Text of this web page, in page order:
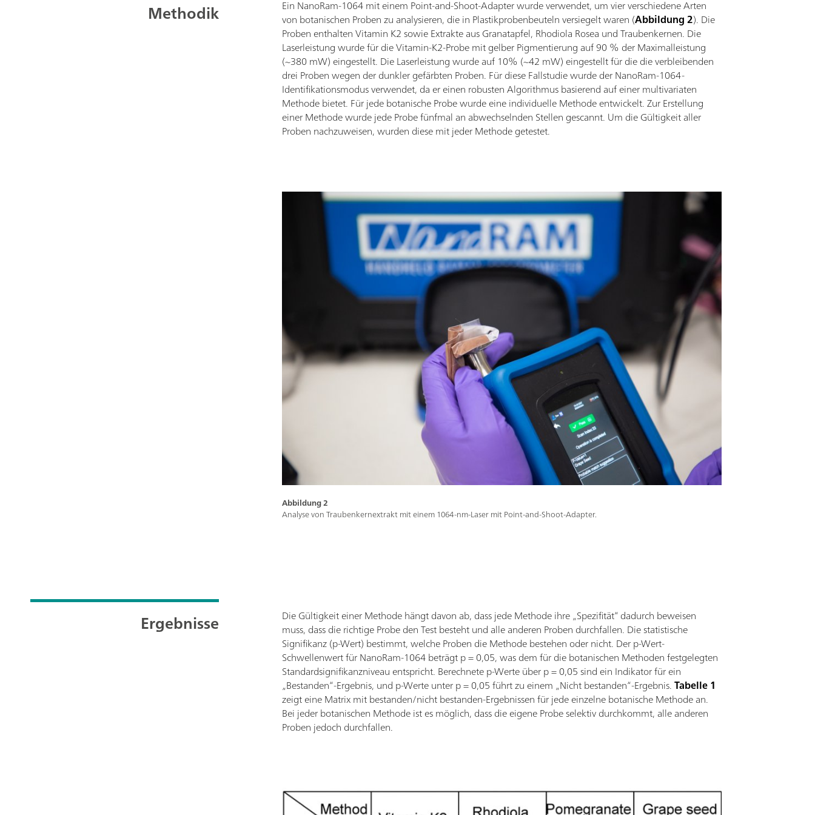
werden können. Mithilfe der Raman-Technologie
reduziert das NanoRam-1064 Fluoreszenz auf ein
Minimum und kann eine grosse Auswahl an Proben
identifizieren, wobei zwischen verschiedenen
Qualitätsstufen von Cellulose, Polysorbat und
Opadry® unterschieden werden kann. Schnelle Tests
angelieferter Materialien können mit dem NanoRam-
1064 durch transparente Behälter erfolgen, ohne die
Integrität der Probe oder deren Volumen zu
beeinträchtigen. Das Gerät bietet ausserdem eine
ermöglicht.Das NanoRam erfüllt sämtliche
Anforderungen gemäss 21 CFR Part 11 sowie Part
1040.10 der US-amerikanischen Behörde FDA und
kann eine zentrale Rolle in Einrichtungen einnehmen,
die sich nach der cGMP (in den USA aktuell gültige
gute Herstellungspraxis) richten. Das NanoRam-1064
erfüllt die Anforderungen an die Methoden der
Raman-Spektroskopie laut Kapitel 858> des
Amerikanischen Arzneimittelbuchs, Europäischer
Pharmakopöe 2.2.48, Japanischer Pharmakopöe 2.26
sowie den Richtlinien der Pharmakopöe der
Volksrepublik China zur Raman-Spektroskopie.
Raman ist eine anerkannte Methode zur Einhaltung
der Richtlinien gemäss PIC/S und GMP, wenn es um
die 100%ige Identitätssicherung bei Ausgangsstoffen
geht. Schulungen und Supportleistungen sind in
vollem Umfang verfügbar, darunter auch
Implementierungsleistungen zu IQ/OQ/PQ/DQ
sowie Unterstützung bei der Entwicklung von
Methoden und/oder neuen Bibliotheken.
Methodik
Ein NanoRam-1064 mit einem Point-and-Shoot-Adapter wurde verwendet, um vier verschiedene Arten
von botanischen Proben zu analysieren, die in Plastikprobenbeuteln versiegelt waren (Abbildung 2). Die
Proben enthalten Vitamin K2 sowie Extrakte aus Granatapfel, Rhodiola Rosea und Traubenkernen. Die
Laserleistung wurde für die Vitamin-K2-Probe mit gelber Pigmentierung auf 90 % der Maximalleistung
(~380 mW) eingestellt. Die Laserleistung wurde auf 10% (~42 mW) eingestellt für die die verbleibenden
drei Proben wegen der dunkler gefärbten Proben. Für diese Fallstudie wurde der NanoRam-1064-
Identifikationsmodus verwendet, da er einen robusten Algorithmus basierend auf einer multivariaten
Methode bietet. Für jede botanische Probe wurde eine individuelle Methode entwickelt. Zur Erstellung
einer Methode wurde jede Probe fünfmal an abwechselnden Stellen gescannt. Um die Gültigkeit aller
Proben nachzuweisen, wurden diese mit jeder Methode getestet.
Abbildung 2
Analyse von Traubenkernextrakt mit einem 1064-nm-Laser mit Point-and-Shoot-Adapter.
Ergebnisse
Die Gültigkeit einer Methode hängt davon ab, dass jede Methode ihre „Spezifität“ dadurch beweisen
muss, dass die richtige Probe den Test besteht und alle anderen Proben durchfallen. Die statistische
Signifikanz (p-Wert) bestimmt, welche Proben die Methode bestehen oder nicht. Der p-Wert-
Schwellenwert für NanoRam-1064 beträgt p = 0,05, was dem für die botanischen Methoden festgelegten
Standardsignifikanzniveau entspricht. Berechnete p-Werte über p = 0,05 sind ein Indikator für ein
„Bestanden“-Ergebnis, und p-Werte unter p = 0,05 führt zu einem „Nicht bestanden“-Ergebnis.Tabelle 1
zeigt eine Matrix mit bestanden/nicht bestanden-Ergebnissen für jede einzelne botanische Methode an.
Bei jeder botanischen Methode ist es möglich, dass die eigene Probe selektiv durchkommt, alle anderen
Proben jedoch durchfallen.